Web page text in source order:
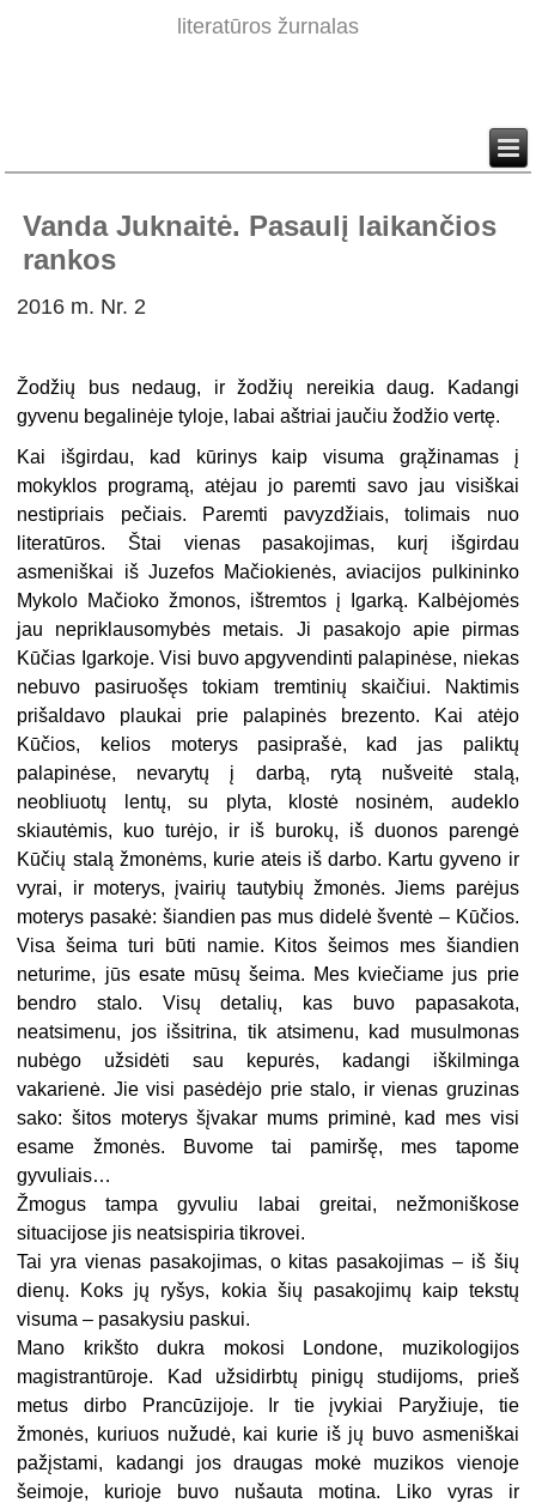
literatūros žurnalas
Vanda Juknaitė. Pasaulį laikančios
rankos
2016 m. Nr. 2
Žodžių bus nedaug, ir žodžių nereikia daug. Kadangi
gyvenu begalinėje tyloje, labai aštriai jaučiu žodžio vertę.
Kai išgirdau, kad kūrinys kaip visuma grąžinamas į
mokyklos programą, atė­jau jo paremti savo jau visiškai
nestipriais pečiais. Paremti pavyzdžiais, tolimais nuo
literatūros. Štai vienas pasakojimas, kurį išgirdau
asmeniškai iš Juzefos Mačiokienės, aviacijos pulkininko
Mykolo Mačioko žmonos, ištremtos į Igarką. Kalbėjomės
jau nepriklausomybės metais. Ji pasakojo apie pirmas
Kūčias Igarkoje. Visi buvo apgyvendinti palapinėse, niekas
nebuvo pasiruošęs tokiam tremtinių skaičiui. Naktimis
prišaldavo plaukai prie palapinės brezento. Kai atėjo
Kūčios, kelios moterys pasiprašė, kad jas paliktų
palapinėse, nevarytų į darbą, rytą nušveitė stalą,
neobliuotų lentų, su plyta, klostė nosinėm, audeklo
skiautėmis, kuo turėjo, ir iš burokų, iš duonos parengė
Kūčių stalą žmonėms, kurie ateis iš darbo. Kartu gyveno ir
vyrai, ir moterys, įvairių tautybių žmonės. Jiems parėjus
moterys pasakė: šiandien pas mus didelė šventė – Kūčios.
Visa šeima turi būti namie. Kitos šeimos mes šiandien
neturime, jūs esate mūsų šeima. Mes kviečiame jus prie
bendro stalo. Visų detalių, kas buvo papasakota,
neatsimenu, jos išsitrina, tik atsimenu, kad musulmonas
nubėgo užsidėti sau kepurės, kadangi iškilminga
vakarienė. Jie visi pasėdėjo prie stalo, ir vienas gruzinas
sako: šitos moterys šįvakar mums priminė, kad mes visi
esame žmonės. Buvome tai pamiršę, mes ta­pome
gyvuliais…
Žmogus tampa gyvuliu labai greitai, nežmoniškose
situacijose jis neatsispiria tikrovei.
Tai yra vienas pasakojimas, o kitas pasakojimas – iš šių
dienų. Koks jų ryšys, kokia šių pasakojimų kaip tekstų
visuma – pasakysiu paskui.
Mano krikšto dukra mokosi Londone, muzikologijos
magistrantūroje. Kad užsidirbtų pinigų studijoms, prieš
metus dirbo Prancūzijoje. Ir tie įvykiai Paryžiuje, tie
žmonės, kuriuos nužudė, kai kurie iš jų buvo asmeniškai
pažįstami, kadangi jos draugas mokė muzikos vienoje
šeimoje, kurioje buvo nušauta motina. Liko vyras ir